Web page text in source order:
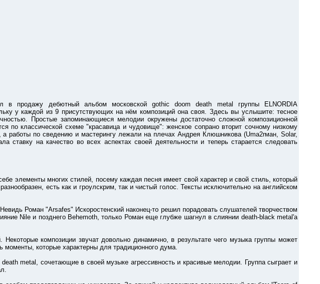
дебютный альбом московской gothic doom death metal группы ELNORDIA
у каждой из 9 присутствующих на нём композиций она своя. Здесь вы услышите: тесное
Простые запоминающиеся мелодии окружены достаточно сложной композиционной
по классической схеме "красавица и чудовище": женское сопрано вторит сочному низкому
работы по сведению и мастерингу лежали на плечах Андрея Клюшникова (Uma2rман, Solar,
на качество во всех аспектах своей деятельности и теперь старается следовать
элементы многих стилей, посему каждая песня имеет свой характер и свой стиль, который
есть как и гроулскрим, так и чистый голос. Тексты исключительно на английском
Роман "Arsafes" Искоростенский наконец-то решил порадовать слушателей творчеством
Nile и позднего Behemoth, только Роман еще глубже шагнул в слиянии death-black metal'а
композиции звучат довольно динамично, в результате чего музыка группы может
моменты, которые характерны для традиционного дума.
metal, сочетающие в своей музыке агрессивность и красивые мелодии. Группа сыграет и